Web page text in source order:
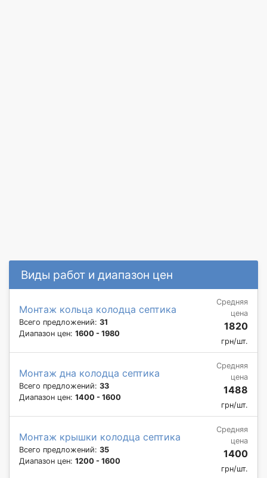
Виды работ и диапазон цен
Монтаж кольца колодца септика
Всего предложений: 31
Диапазон цен: 1600 - 1980
Средняя
цена
1820
грн/шт.
Монтаж дна колодца септика
Всего предложений: 33
Диапазон цен: 1400 - 1600
Средняя
цена
1488
грн/шт.
Монтаж крышки колодца септика
Всего предложений: 35
Диапазон цен: 1200 - 1600
Средняя
цена
1400
грн/шт.